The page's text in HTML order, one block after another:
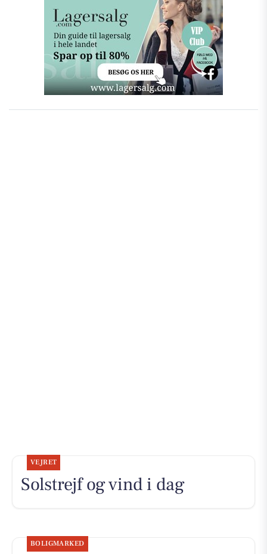
VEJRET
Solstrejf og vind i dag
BOLIGMARKED